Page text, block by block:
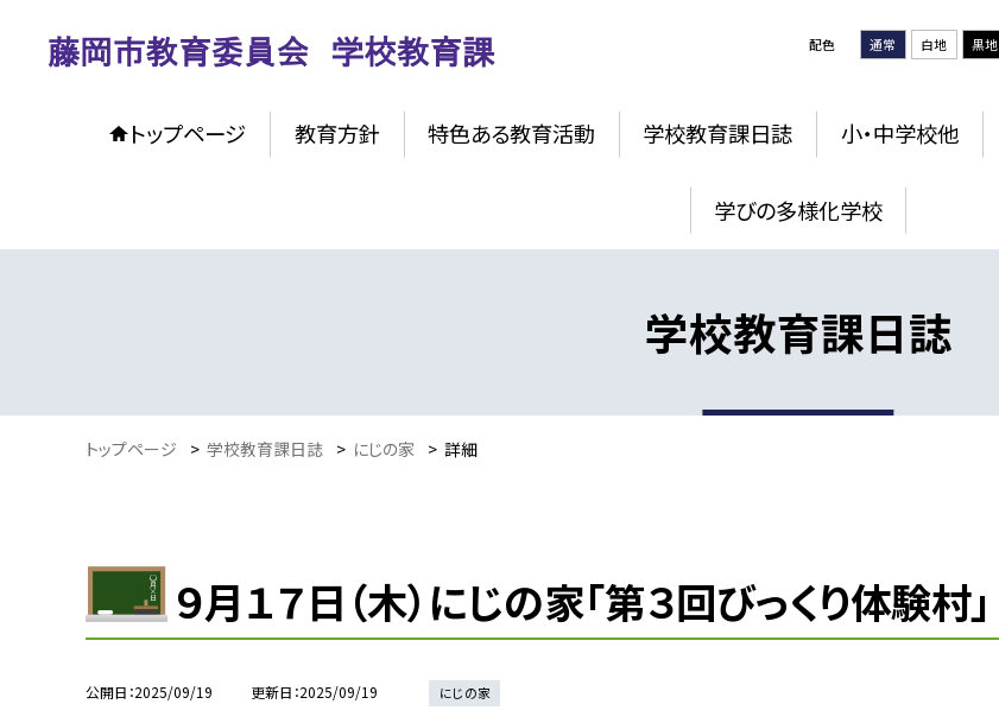
配色 通常 白地 黒地
トップページ 教育方針 特色ある教育活動 学校教育課日誌 小・中学校他
学びの多様化学校
学校教育課日誌
トップページ > 学校教育課日誌 > にじの家 > 詳細
９月１７日（木）にじの家「第３回びっくり体験村」
公開日 2025/09/19 更新日 2025/09/19 にじの家